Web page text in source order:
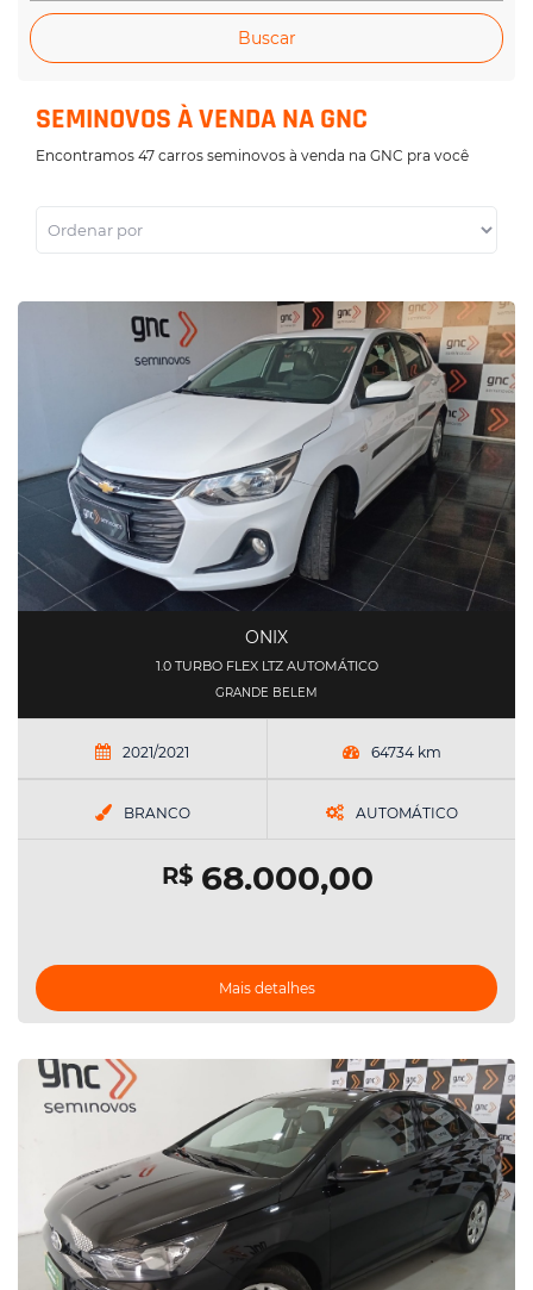
Buscar
SEMINOVOS À VENDA NA GNC
Encontramos 47 carros seminovos à venda na GNC pra você
ONIX
1.0 TURBO FLEX LTZ AUTOMÁTICO
GRANDE BELEM
2021/2021 64734 km
BRANCO AUTOMÁTICO
R$68.000,00
Mais detalhes